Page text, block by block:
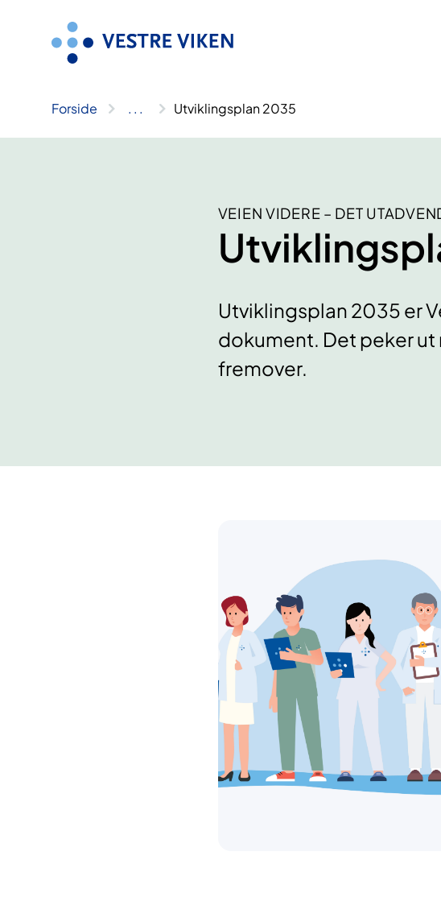
Forside .. . Utviklingsplan 2035
VEIEN VIDERE – DET
Utviklingsplan 2035 er
dokument. Det peker
fremover.